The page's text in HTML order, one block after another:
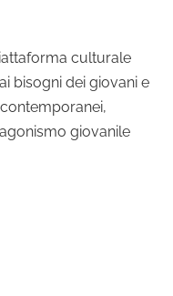
culturale
bisogni dei giovani e
giovanile